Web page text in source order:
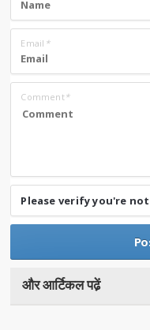
Email *
Comment*
Please verify you're
और आर्टिकल पढे़ं